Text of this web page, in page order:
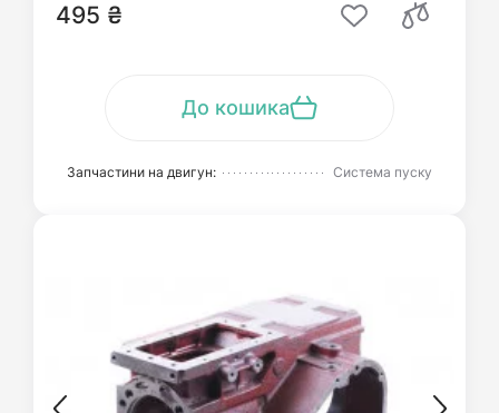
495 ₴
До кошика
Запчастини на двигун: Система пуску